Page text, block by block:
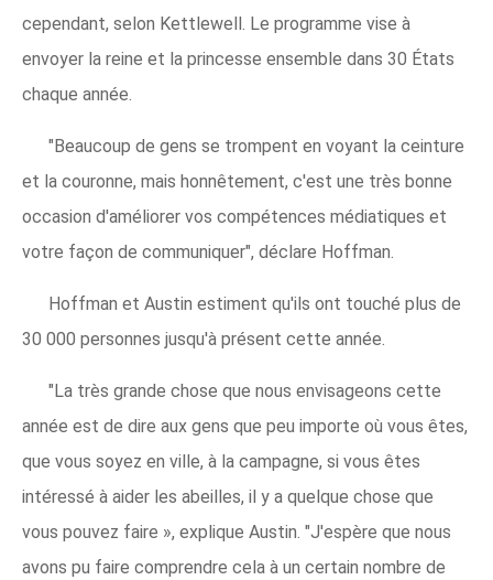
cependant, selon Kettlewell. Le programme vise à
envoyer la reine et la princesse ensemble dans 30 États
chaque année.
"Beaucoup de gens se trompent en voyant la ceinture
et la couronne, mais honnêtement, c'est une très bonne
occasion d'améliorer vos compétences médiatiques et
votre façon de communiquer", déclare Hoffman.
Hoffman et Austin estiment qu'ils ont touché plus de
30 000 personnes jusqu'à présent cette année.
"La très grande chose que nous envisageons cette
année est de dire aux gens que peu importe où vous êtes,
que vous soyez en ville, à la campagne, si vous êtes
intéressé à aider les abeilles, il y a quelque chose que
vous pouvez faire », explique Austin. "J'espère que nous
avons pu faire comprendre cela à un certain nombre de